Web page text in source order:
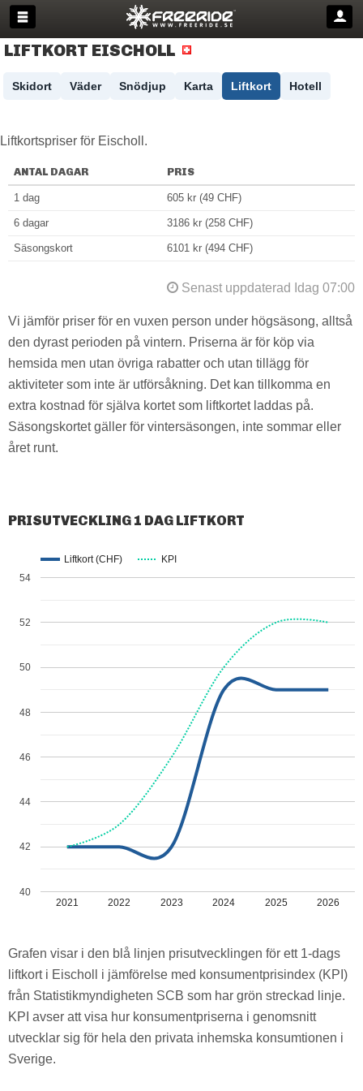
LIFTKORT EISCHOLL
Skidort Väder Snödjup Karta Liftkort Hotell
Liftkortspriser för Eischoll.
ANTAL DAGAR PRIS
1 dag 605 kr (49 CHF)
6 dagar 3186 kr (258 CHF)
Säsongskort 6101 kr (494 CHF)
Senast uppdaterad Idag 07:00
Vi jämför priser för en vuxen person under högsäsong, alltså
den dyrast perioden på vintern. Priserna är för köp via
hemsida men utan övriga rabatter och utan tillägg för
aktiviteter som inte är utförsåkning. Det kan tillkomma en
extra kostnad för själva kortet som liftkortet laddas på.
Säsongskortet gäller för vintersäsongen, inte sommar eller
året runt.
PRISUTVECKLING 1 DAG LIFTKORT
Liftkort (CHF) KPI
2021 2022 2023 2024 2025 2026
40
42
44
46
48
50
52
54
Grafen visar i den blå linjen prisutvecklingen för ett 1-dags
liftkort i Eischoll i jämförelse med konsumentprisindex (KPI)
från Statistikmyndigheten SCB som har grön streckad linje.
KPI avser att visa hur konsumentpriserna i genomsnitt
utvecklar sig för hela den privata inhemska konsumtionen i
Sverige.